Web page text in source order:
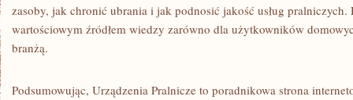
zasoby, jak chronić ubrania i jak podnosić jakość usług
wartościowym źródłem wiedzy zarówno dla użytkowników
branżą.
Podsumowując, Urządzenia Pralnicze to poradnikowa strona